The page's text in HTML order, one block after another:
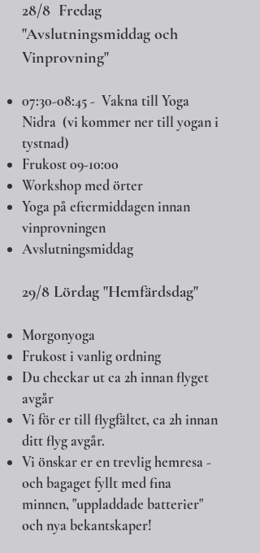
28/8 Fredag
"Avslutningsmiddag och
Vinprovning"
07:30-08:45 - Vakna till Yoga
Nidra (vi kommer ner till yogan i
tystnad)
Frukost 09-10:00
​Workshop med örter
Yoga på eftermiddagen innan
vinprovningen
Avslutningsmiddag
29/8 Lördag "Hemfärdsdag"
Morgonyoga
Frukost i vanlig ordning
Du checkar ut ca 2h innan flyget
avgår
Vi för er till flygfältet, ca 2h innan
ditt flyg avgår.
Vi önskar er en trevlig hemresa -
och bagaget fyllt med fina
minnen, "uppladdade batterier"
och nya bekantskaper!